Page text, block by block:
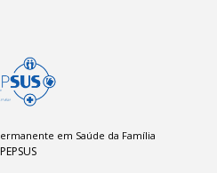
em Saúde da Família
PEPSUS